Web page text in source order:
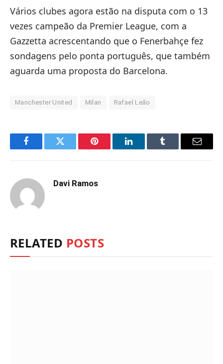
Vários clubes agora estão na disputa com o 13
vezes campeão da Premier League, com a
Gazzetta acrescentando que o Fenerbahçe fez
sondagens pelo ponta português, que também
aguarda uma proposta do Barcelona.
Manchester United Milan Rafael Leão
FacebookTwitter Pinterest LinkedInTumblr Email
Davi Ramos
RELATED POSTS